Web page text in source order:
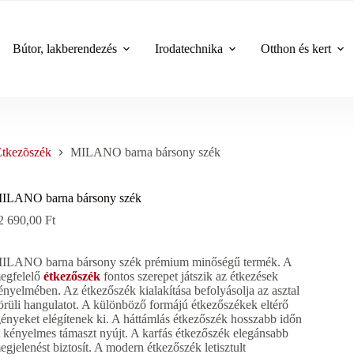
Bútor, lakberendezés Irodatechnika Otthon és kert
MILANO barna bársony szék
barna bársony szék
690,00Ft
barna bársony szék prémium minőségű termék. A
étkezőszék fontos szerepet játszik az étkezések
Az étkezőszék kialakítása befolyásolja az asztal
hangulatot. A különböző formájú étkezőszékek eltérő
elégítenek ki. A háttámlás étkezőszék hosszabb időn
kényelmes támaszt nyújt. A karfás étkezőszék elegánsabb
biztosít. A modern étkezőszék letisztult